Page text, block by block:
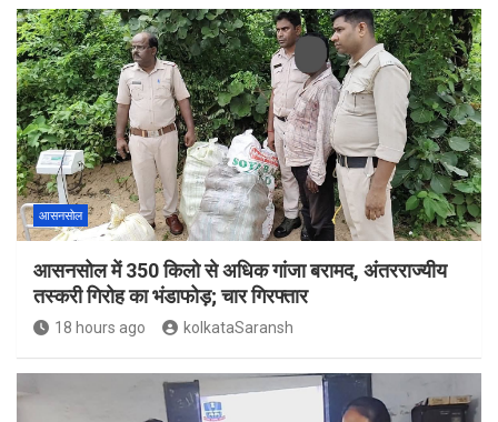
आसनसोल
आसनसोल में 350 किलो से अधिक गांजा बरामद, अंतरराज्यीय
तस्करी गिरोह का भंडाफोड़; चार गिरफ्तार
18 hours ago kolkataSaransh